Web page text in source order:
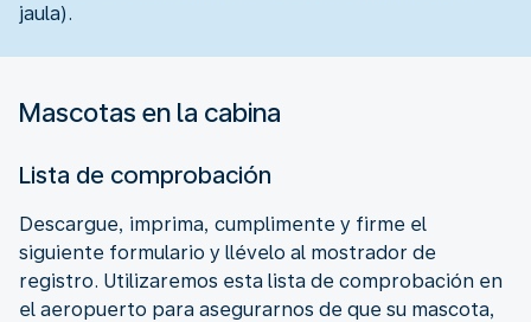
jaula).
Mascotas en la cabina
Lista de comprobación
Descargue, imprima, cumplimente y firme el
siguiente formulario y llévelo al mostrador de
registro. Utilizaremos esta lista de comprobación en
el aeropuerto para asegurarnos de que su mascota,